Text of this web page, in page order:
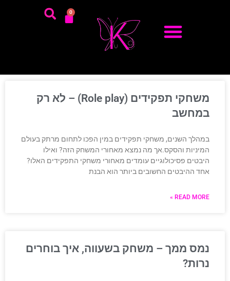
0
משחקי תפקידים (Role play) – לא רק
במחשב
במהלך השנים, משחקי תפקידים במין הפכו לתחום מרתק בעולם
המיניות והסקס.אך מה נמצא מאחורי המשחק הזה? ואילו
היבטים פסיכולוגיים עומדים מאחורי משחקי התפקידים האלו?
אחד ההיבטים החשובים ביותר הוא הבנת
READ MORE »
נמס ממך – משחק בשעווה, איך בוחרים
נרות?